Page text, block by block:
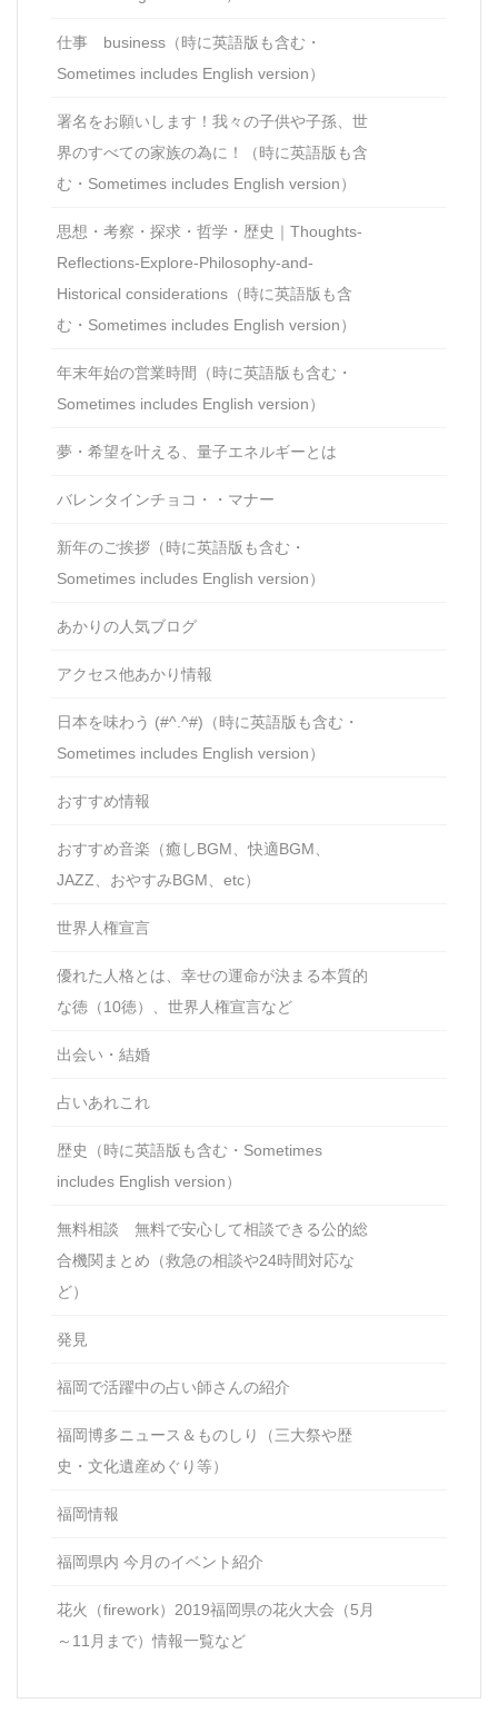
仕事 business（時に英語版も含む・
Sometimes includes English version）
署名をお願いします！我々の子供や子孫、世
界のすべての家族の為に！（時に英語版も含
む・Sometimes includes English version）
思想・考察・探求・哲学・歴史｜Thoughts-
Reflections-Explore-Philosophy-and-
Historical considerations（時に英語版も含
む・Sometimes includes English version）
年末年始の営業時間（時に英語版も含む・
Sometimes includes English version）
夢・希望を叶える、量子エネルギーとは
バレンタインチョコ・・マナー
新年のご挨拶（時に英語版も含む・
Sometimes includes English version）
あかりの人気ブログ
アクセス他あかり情報
日本を味わう (#^.^#)（時に英語版も含む・
Sometimes includes English version）
おすすめ情報
おすすめ音楽（癒しBGM、快適BGM、
JAZZ、おやすみBGM、etc）
世界人権宣言
優れた人格とは、幸せの運命が決まる本質的
な徳（10徳）、世界人権宣言など
出会い・結婚
占いあれこれ
歴史（時に英語版も含む・Sometimes
includes English version）
無料相談 無料で安心して相談できる公的総
合機関まとめ（救急の相談や24時間対応な
ど）
発見
福岡で活躍中の占い師さんの紹介
福岡博多ニュース＆ものしり（三大祭や歴
史・文化遺産めぐり等）
福岡情報
福岡県内 今月のイベント紹介
花火（firework）2019福岡県の花火大会（5月
～11月まで）情報一覧など